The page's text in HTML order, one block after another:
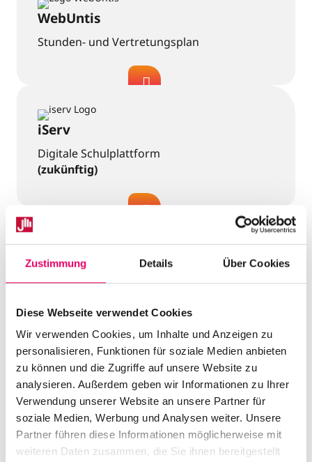
Zustimmung Details Über Cookies
Diese Webseite verwendet Cookies
Wir verwenden Cookies, um Inhalte und Anzeigen zu
personalisieren, Funktionen für soziale Medien anbieten
zu können und die Zugriffe auf unsere Website zu
analysieren. Außerdem geben wir Informationen zu Ihrer
Verwendung unserer Website an unsere Partner für
soziale Medien, Werbung und Analysen weiter. Unsere
Partner führen diese Informationen möglicherweise mit
weiteren Daten zusammen, die Sie ihnen bereitgestellt
WebUntis
Stunden- und Vertretungsplan
iServ
Digitale Schulplattform
(zukünftig)
Fobizz
KI für den Unterricht